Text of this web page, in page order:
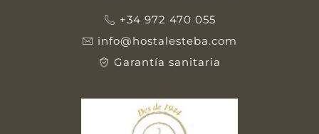
+34 972 470 055
info@hostalesteba.com
Garantía sanitaria